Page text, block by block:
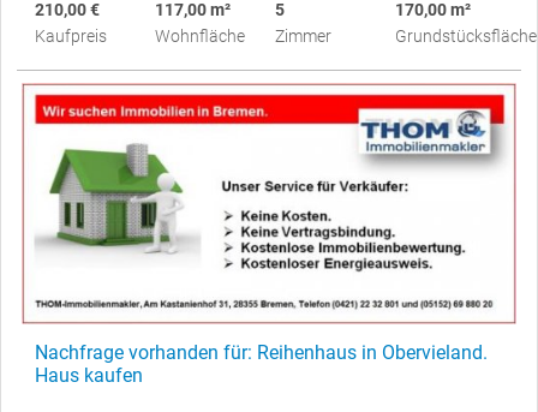
210,00 €
Kaufpreis
117,00 m²
Wohnfläche
5
Zimmer
170,00 m²
Grundstücksfläche
Nachfrage vorhanden für: Reihenhaus in Obervieland.
Haus kaufen